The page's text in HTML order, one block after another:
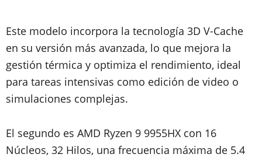
Este modelo incorpora la tecnología 3D V-Cache
en su versión más avanzada, lo que mejora la
gestión térmica y optimiza el rendimiento, ideal
para tareas intensivas como edición de video o
simulaciones complejas.
El segundo es AMD Ryzen 9 9955HX con 16
Núcleos, 32 Hilos, una frecuencia máxima de 5.4